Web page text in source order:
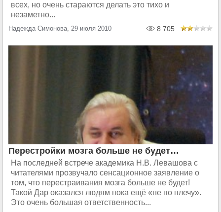
всех, но очень стараются делать это тихо и
незаметно...
Надежда Симонова, 29 июля 2010 8 705
Перестройки мозга больше не будет…
На последней встрече академика Н.В. Левашова с
читателями прозвучало сенсационное заявление о
том, что перестраивания мозга больше не будет!
Такой Дар оказался людям пока ещё «не по плечу».
Это очень большая ответственность...